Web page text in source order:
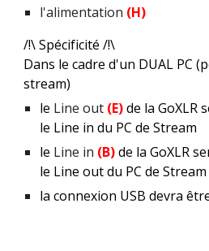
l'alimentation (H)
/!\ Spécificité /!\
Dans le cadre d'un DUAL PC
stream)
le Line out (E) de la GoXLR
le Line in du PC de Stream
le Line in (B) de la GoXLR
le Line out du PC de Stream
la connexion USB devra